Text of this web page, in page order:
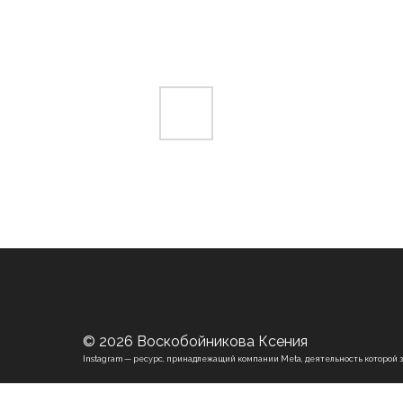
Instagram — ресурс, принадлежащий компании Meta, деятельность которой
© 2026 Воскобойникова Ксения